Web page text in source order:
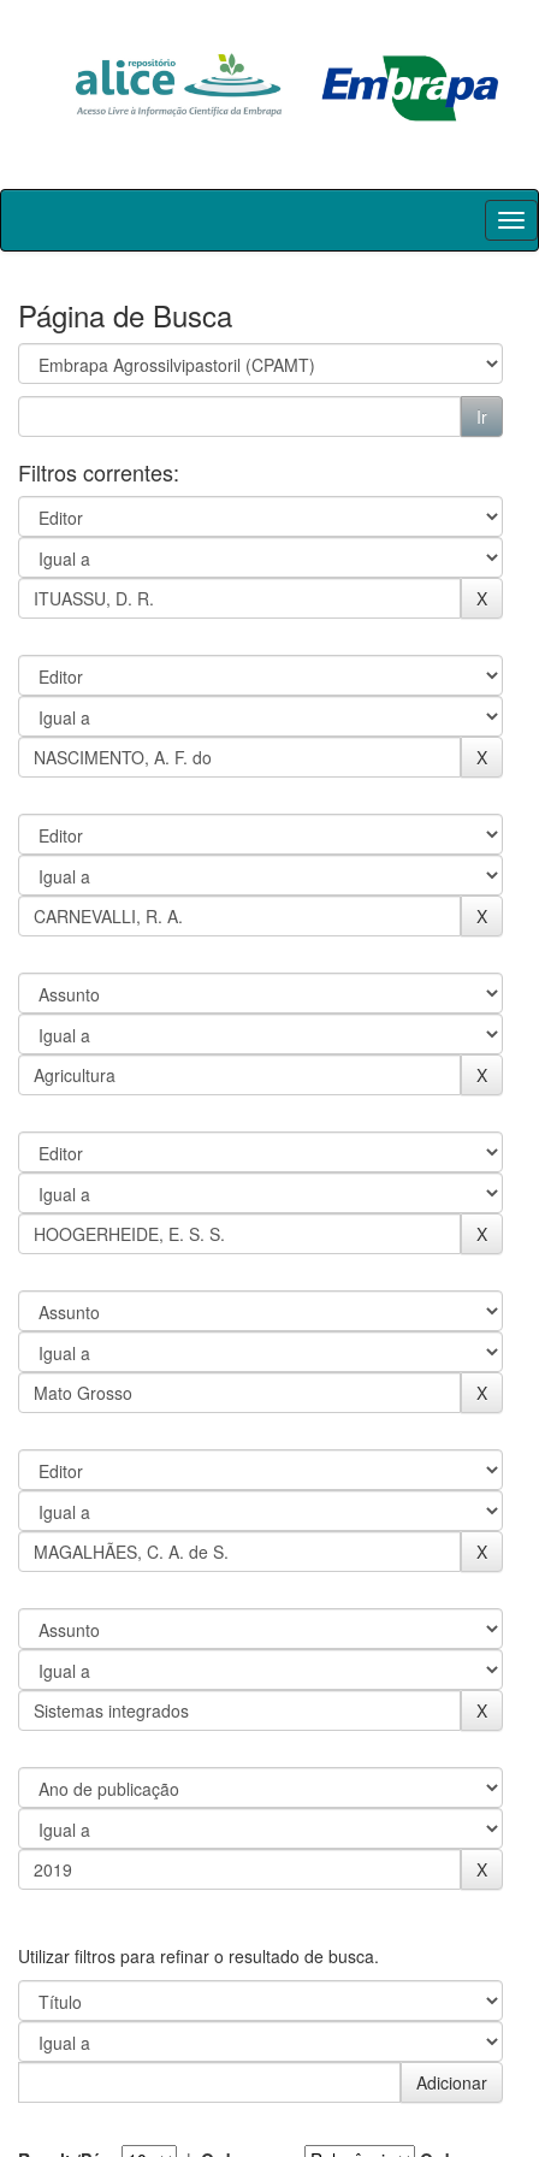
Skip
Página de Busca
Filtros correntes:
Utilizar filtros para refinar o resultado de busca.